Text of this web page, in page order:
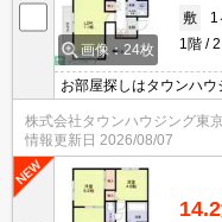
画像：24枚
敷
1
1階
お部屋探しはタウンハウ
用お客様駐車場あり！
株式会社タウンハウジング東
情報更新日 2026/08/07
14.2